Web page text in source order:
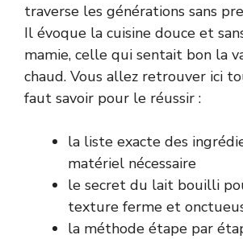
traverse les générations sans
Il évoque la cuisine douce et
mamie, celle qui sentait bon la
chaud. Vous allez retrouver ici
faut savoir pour le réussir :
la liste exacte des
matériel nécessaire
le secret du lait bouilli
texture ferme et
la méthode étape par